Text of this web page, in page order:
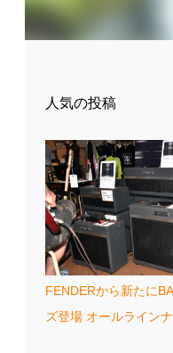
人気の投稿
FENDERから新たに
ズ登場 オールライン